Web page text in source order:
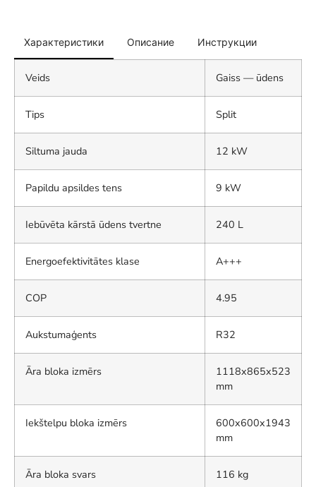
Характеристики Описание Инструкции
Veids Gaiss — ūdens
Tips Split
Siltuma jauda 12 kW
Papildu apsildes tens 9 kW
Iebūvēta kārstā ūdens tvertne 240 L
Energoefektivitātes klase A+++
COP 4.95
Aukstumaģents R32
Āra bloka izmērs
1118x865x523
mm
Iekštelpu bloka izmērs
600x600x1943
mm
Āra bloka svars 116 kg